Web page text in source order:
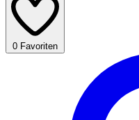
0 Favoriten